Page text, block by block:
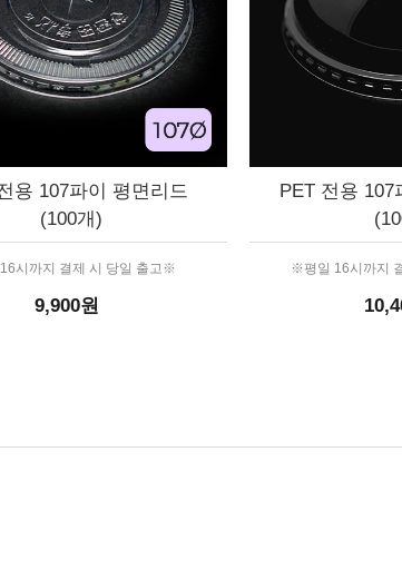
용 107파이 평면리드
(100개)
시까지 결제 시 당일 출고※
9,900원
PET 전용 107
※평일 16시까지